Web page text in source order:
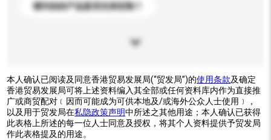
请问你的产品是否支持定制？
本人确认已阅读及同意香港贸易发展局(“贸发局”)的使用条款及确定
香港贸易发展局可将上述资料编入其全部或任何资料库内作为直接推
广或商贸配对﹝因而可能成为可供本地及/或海外公众人士使用﹞，
以及用于贸发局在私隐政策声明中所述之其他用途；本人确认已获得
此表格上所述的每一位人士同意及授权，将其个人资料提供予贸发局
作此表格提及的用途。